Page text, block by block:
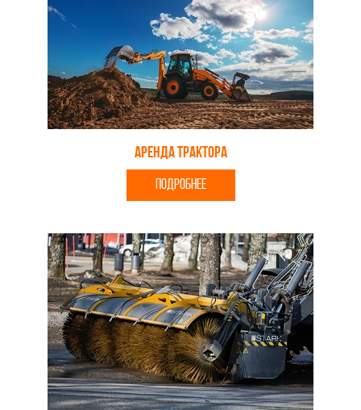
Аренда трактора
ПОДРОБНЕЕ